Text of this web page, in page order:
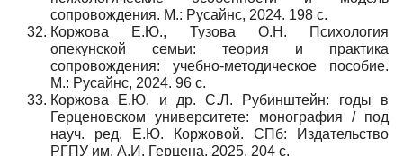
сопровождения. М.: Русайнс, 2024. 198 с.
Коржова Е.Ю., Тузова О.Н. Психология
опекунской семьи: теория и практика
сопровождения: учебно-методическое пособие.
М.: Русайнс, 2024. 96 с.
Коржова Е.Ю. и др. С.Л. Рубинштейн: годы в
Герценовском университете: монография / под
науч. ред. Е.Ю. Коржовой. СПб: Издательство
РГПУ им. А.И. Герцена, 2025. 204 с.